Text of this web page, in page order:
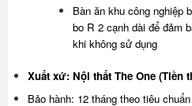
Bàn ăn khu công nghiệp
bo R 2 cạnh dài để đảm
khi không sử dụng
Xuất xứ: Nội thất The One (Tiền
Bảo hành: 12 tháng theo tiêu